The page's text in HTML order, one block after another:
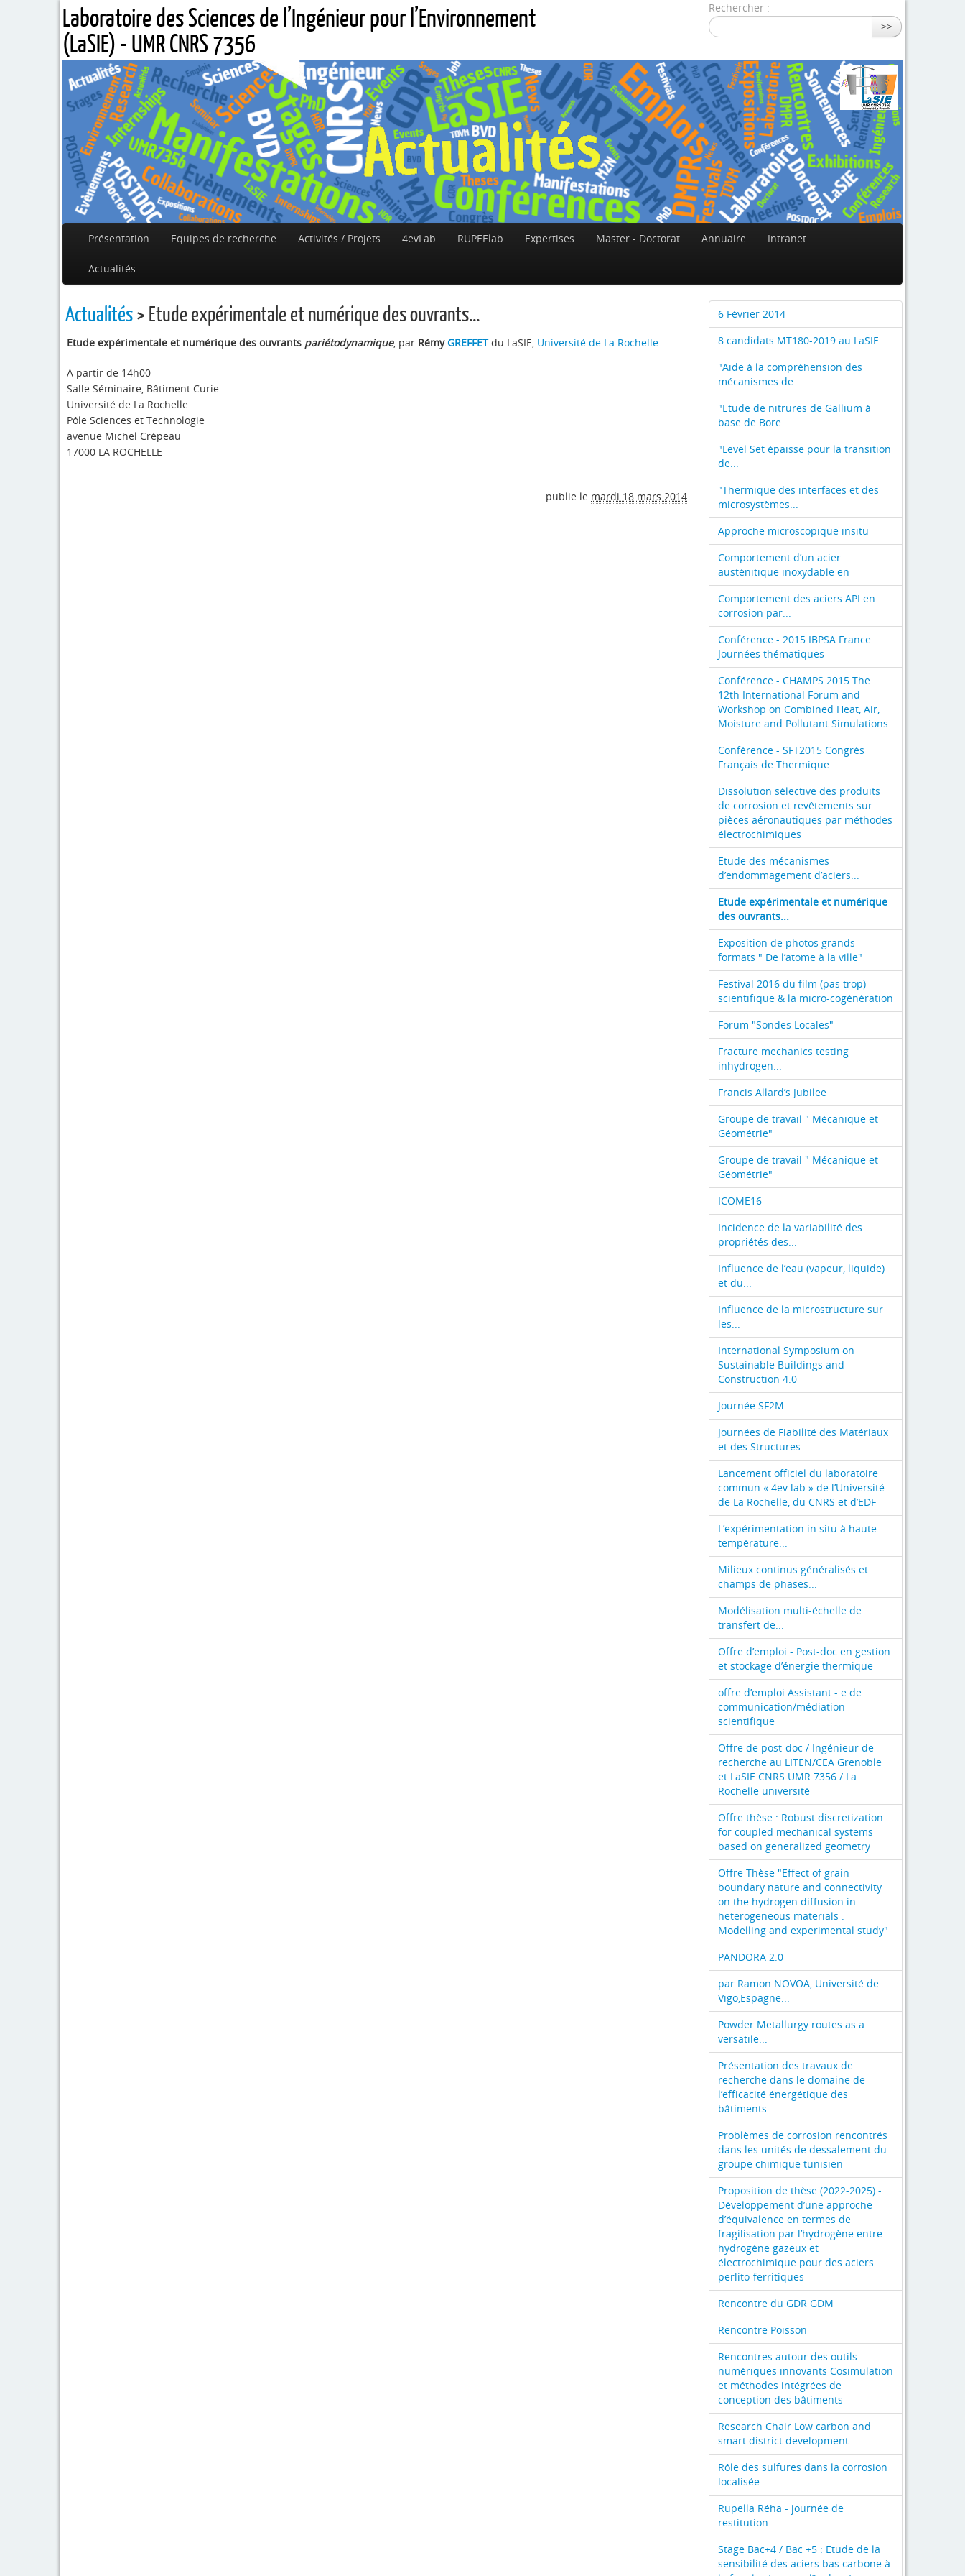
Laboratoire des Sciences de l’Ingénieur pour l’Environnement
(LaSIE) - UMR CNRS 7356
Rechercher :
>>
Présentation Equipes de recherche Activités / Projets 4evLab RUPEElab Expertises Master - Doctorat Annuaire Intranet
Actualités
Actualités> Etude expérimentale et numérique des ouvrants...
Etude expérimentale et numérique des ouvrants pariétodynamique, par RémyGREFFETdu LaSIE, Université de La Rochelle
A partir de 14h00
Salle Séminaire, Bâtiment Curie
Université de La Rochelle
Pôle Sciences et Technologie
avenue Michel Crépeau
17000 LA ROCHELLE
publie le mardi 18 mars 2014
6 Février 2014
8 candidats MT180-2019 au LaSIE
"Aide à la compréhension des
mécanismes de...
"Etude de nitrures de Gallium à
base de Bore...
"Level Set épaisse pour la transition
de...
"Thermique des interfaces et des
microsystèmes...
Approche microscopique insitu
Comportement d’un acier
austénitique inoxydable en
Comportement des aciers API en
corrosion par...
Conférence - 2015 IBPSA France
Journées thématiques
Conférence - CHAMPS 2015 The
12th International Forum and
Workshop on Combined Heat, Air,
Moisture and Pollutant Simulations
Conférence - SFT2015 Congrès
Français de Thermique
Dissolution sélective des produits
de corrosion et revêtements sur
pièces aéronautiques par méthodes
électrochimiques
Etude des mécanismes
d’endommagement d’aciers...
Etude expérimentale et numérique
des ouvrants...
Exposition de photos grands
formats " De l’atome à la ville"
Festival 2016 du film (pas trop)
scientifique & la micro-cogénération
Forum "Sondes Locales"
Fracture mechanics testing
inhydrogen...
Francis Allard’s Jubilee
Groupe de travail " Mécanique et
Géométrie"
Groupe de travail " Mécanique et
Géométrie"
ICOME16
Incidence de la variabilité des
propriétés des...
Influence de l’eau (vapeur, liquide)
et du...
Influence de la microstructure sur
les...
International Symposium on
Sustainable Buildings and
Construction 4.0
Journée SF2M
Journées de Fiabilité des Matériaux
et des Structures
Lancement officiel du laboratoire
commun « 4ev lab » de l’Université
de La Rochelle, du CNRS et d’EDF
L’expérimentation in situ à haute
température...
Milieux continus généralisés et
champs de phases...
Modélisation multi-échelle de
transfert de...
Offre d’emploi - Post-doc en gestion
et stockage d’énergie thermique
offre d’emploi Assistant - e de
communication/médiation
scientifique
Offre de post-doc / Ingénieur de
recherche au LITEN/CEA Grenoble
et LaSIE CNRS UMR 7356 / La
Rochelle université
Offre thèse : Robust discretization
for coupled mechanical systems
based on generalized geometry
Offre Thèse "Effect of grain
boundary nature and connectivity
on the hydrogen diffusion in
heterogeneous materials :
Modelling and experimental study"
PANDORA 2.0
par Ramon NOVOA, Université de
Vigo,Espagne...
Powder Metallurgy routes as a
versatile...
Présentation des travaux de
recherche dans le domaine de
l’efficacité énergétique des
bâtiments
Problèmes de corrosion rencontrés
dans les unités de dessalement du
groupe chimique tunisien
Proposition de thèse (2022-2025) -
Développement d’une approche
d’équivalence en termes de
fragilisation par l’hydrogène entre
hydrogène gazeux et
électrochimique pour des aciers
perlito-ferritiques
Rencontre du GDR GDM
Rencontre Poisson
Rencontres autour des outils
numériques innovants Cosimulation
et méthodes intégrées de
conception des bâtiments
Research Chair Low carbon and
smart district development
Rôle des sulfures dans la corrosion
localisée...
Rupella Réha - journée de
restitution
Stage Bac+4 / Bac +5 : Etude de la
sensibilité des aciers bas carbone à